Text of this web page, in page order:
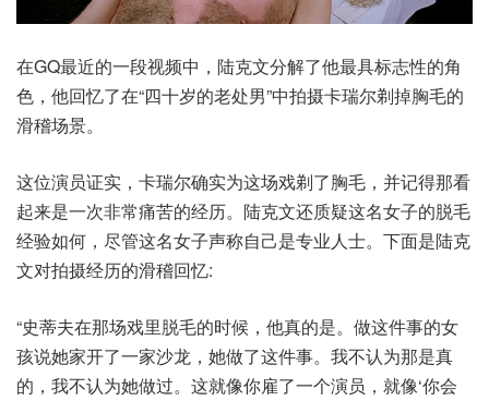
在GQ最近的一段视频中，陆克文分解了他最具标志性的角
色，他回忆了在“四十岁的老处男”中拍摄卡瑞尔剃掉胸毛的
滑稽场景。
这位演员证实，卡瑞尔确实为这场戏剃了胸毛，并记得那看
起来是一次非常痛苦的经历。陆克文还质疑这名女子的脱毛
经验如何，尽管这名女子声称自己是专业人士。下面是陆克
文对拍摄经历的滑稽回忆:
“史蒂夫在那场戏里脱毛的时候，他真的是。做这件事的女
孩说她家开了一家沙龙，她做了这件事。我不认为那是真
的，我不认为她做过。这就像你雇了一个演员，就像‘你会